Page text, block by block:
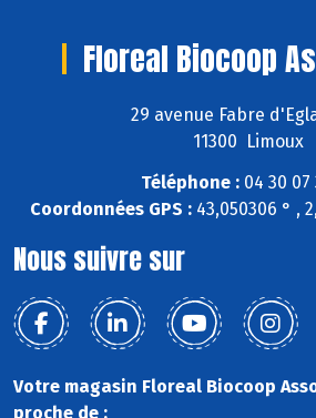
Floreal Biocoop
29 avenue Fabre
11300 Limoux
Téléphone :04 30 07
Coordonnées GPS : 43,050306 ° ,
Nous suivre sur
Votre magasin Floreal Biocoop
proche de :